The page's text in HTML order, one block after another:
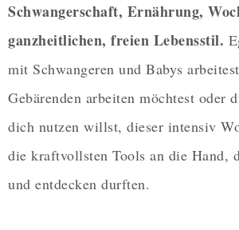
Schwangerschaft, Ernährung,
ganzheitlichen, freien Lebensstil.
mit Schwangeren und Babys
Gebärenden arbeiten möchtest oder
dich nutzen willst, dieser intensiv
die kraftvollsten Tools an die Hand,
und entdecken durften.